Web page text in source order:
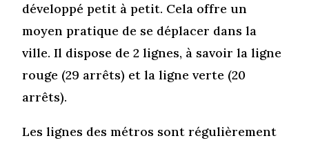
développé petit à petit. Cela offre un
moyen pratique de se déplacer dans la
ville. Il dispose de 2 lignes, à savoir la ligne
rouge (29 arrêts) et la ligne verte (20
arrêts).
Les lignes des métros sont régulièrement